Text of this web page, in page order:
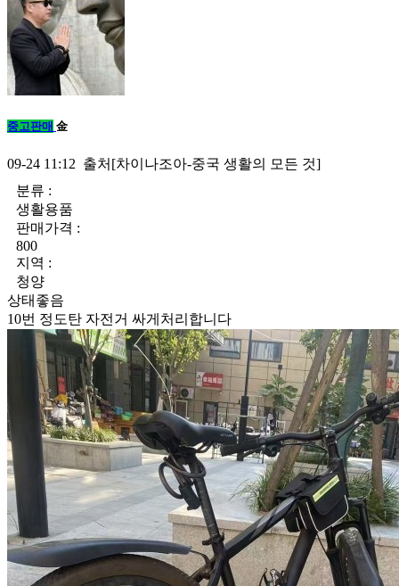
중고판매 金
09-24 11:12 출처[차이나조아-중국 생활의 모든 것]
분류 :
생활용품
판매가격 :
800
지역 :
청양
상태좋음
10번 정도탄 자전거 싸게처리합니다